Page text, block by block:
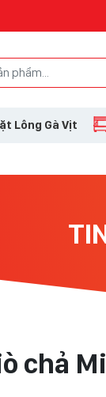
Lông Gà Vịt
chả